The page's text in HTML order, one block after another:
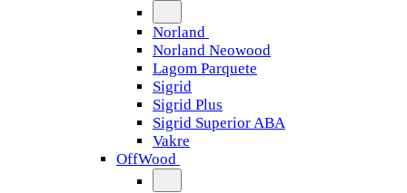
Norland
Norland Neowood
Lagom Parquete
Sigrid
Sigrid Plus
Sigrid Superior ABA
Vakre
OffWood